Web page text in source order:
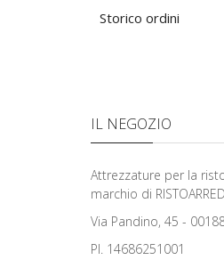
Storico ordini
IL NEGOZIO
Attrezzature per la
marchio di
Via Pandino, 45 -
PI. 14686251001